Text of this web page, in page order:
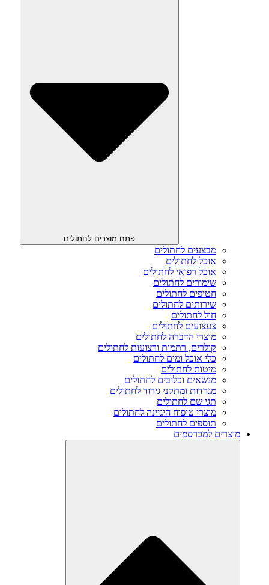
פתח מוצרים לחתולים
מבצעים לחתולים
אוכל לחתולים
אוכל רפואי לחתולים
שימורים לחתולים
חטיפים לחתולים
שירותים לחתולים
חול לחתולים
צעצועים לחתולים
מוצרי הדברה לחתולים
קולרים, רתמות ורצועות לחתולים
כלי אוכל ומים לחתולים
מיטות לחתולים
מנשאים וכלובים לחתולים
מגרדות ומתקני גירוד לחתולים
תגי שם לחתולים
מוצרי טיפוח היגיינה לחתולים
תוספים לחתולים
מוצרים למכרסמים